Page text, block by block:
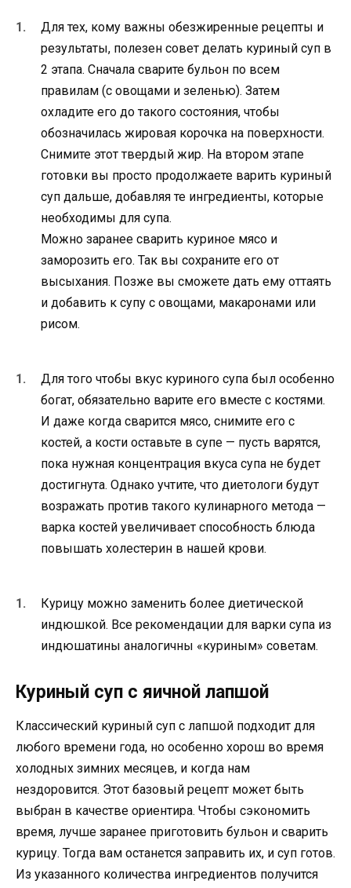
Для тех, кому важны обезжиренные рецепты и
результаты, полезен совет делать куриный суп в
2 этапа. Сначала сварите бульон по всем
правилам (с овощами и зеленью). Затем
охладите его до такого состояния, чтобы
обозначилась жировая корочка на поверхности.
Снимите этот твердый жир. На втором этапе
готовки вы просто продолжаете варить куриный
суп дальше, добавляя те ингредиенты, которые
необходимы для супа.
Можно заранее сварить куриное мясо и
заморозить его. Так вы сохраните его от
высыхания. Позже вы сможете дать ему оттаять
и добавить к супу с овощами, макаронами или
рисом.
Для того чтобы вкус куриного супа был особенно
богат, обязательно варите его вместе с костями.
И даже когда сварится мясо, снимите его с
костей, а кости оставьте в супе — пусть варятся,
пока нужная концентрация вкуса супа не будет
достигнута. Однако учтите, что диетологи будут
возражать против такого кулинарного метода —
варка костей увеличивает способность блюда
повышать холестерин в нашей крови.
Курицу можно заменить более диетической
индюшкой. Все рекомендации для варки супа из
индюшатины аналогичны «куриным» советам.
Куриный суп с яичной лапшой
Классический куриный суп с лапшой подходит для
любого времени года, но особенно хорош во время
холодных зимних месяцев, и когда нам
нездоровится. Этот базовый рецепт может быть
выбран в качестве ориентира. Чтобы сэкономить
время, лучше заранее приготовить бульон и сварить
курицу. Тогда вам останется заправить их, и суп готов.
Из указанного количества ингредиентов получится